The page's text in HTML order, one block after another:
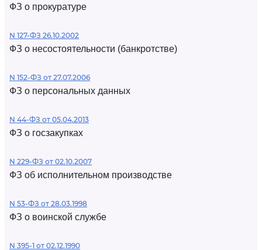
ФЗ о прокуратуре
N 127-ФЗ 26.10.2002
ФЗ о несостоятельности (банкротстве)
N 152-ФЗ от 27.07.2006
ФЗ о персональных данных
N 44-ФЗ от 05.04.2013
ФЗ о госзакупках
N 229-ФЗ от 02.10.2007
ФЗ об исполнительном производстве
N 53-ФЗ от 28.03.1998
ФЗ о воинской службе
N 395-1 от 02.12.1990